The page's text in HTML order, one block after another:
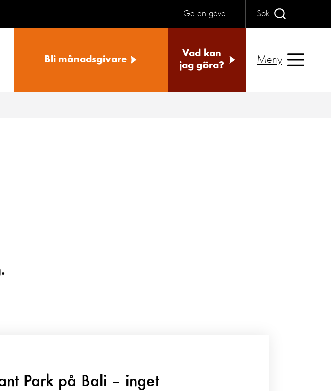
Ge en gåva Sök
Bli månadsgivare
Vad kan
jag göra?
Meny
Park på Bali – inget